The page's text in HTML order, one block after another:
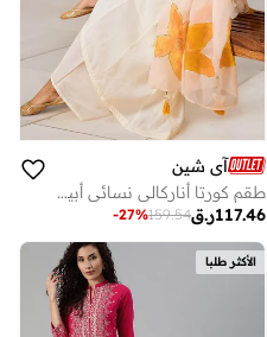
آي شين
طقم كورتا أناركالي نسائي أبيض سادة قطن %
ر.ق117.46
159.54
-27%
الأكثر طلبا